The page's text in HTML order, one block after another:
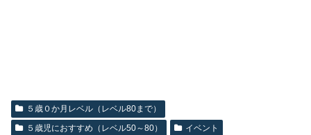
５歳０か月レベル（レベル80まで）
５歳児におすすめ（レベル50～80）
イベント